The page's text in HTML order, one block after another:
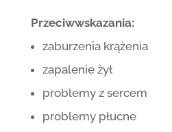
Przeciwwskazania:
zaburzenia krążenia
zapalenie żył
problemy z sercem
problemy płucne